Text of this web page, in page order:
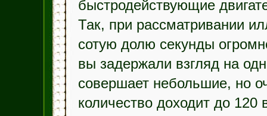
быстродействующие
Так, при рассматривании
сотую долю секунды
вы задержали взгляд на
совершает небольшие, но
количество доходит до 120